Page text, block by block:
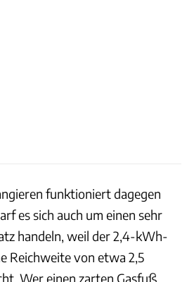
funktioniert dagegen
es sich auch um einen sehr
handeln, weil der 2,4-kWh-
Reichweite von etwa 2,5
Wer einen zarten Gasfuß